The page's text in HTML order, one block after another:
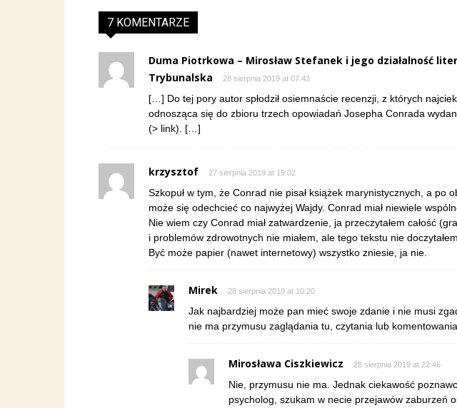
7 KOMENTARZE
Duma Piotrkowa – Mirosław Stefanek i jego działalność
Trybunalska
28 sierpnia 2019 at 07:43
[…] Do tej pory autor spłodził osiemnaście recenzji, z których
odnosząca się do zbioru trzech opowiadań Josepha Conrada
(> link). […]
krzysztof 27 sierpnia 2019 at 19:02
Szkopuł w tym, że Conrad nie pisał książek marynistycznych, a po
może się odechcieć co najwyżej Wajdy. Conrad miał niewiele
Nie wiem czy Conrad miał zatwardzenie, ja przeczytałem całość
i problemów zdrowotnych nie miałem, ale tego tekstu nie
Być może papier (nawet internetowy) wszystko zniesie, ja nie.
Mirek 28 sierpnia 2019 at 10:20
Jak najbardziej może pan mieć swoje zdanie i nie musi
nie ma przymusu zaglądania tu, czytania lub komentowania.
Mirosława Ciszkiewicz 28 sierpnia 2019 at 22:46
Nie, przymusu nie ma. Jednak ciekawość
psycholog, szukam w necie przejawów zaburzeń